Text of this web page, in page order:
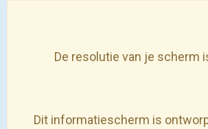
De resolutie van je scherm
Dit informatiescherm is